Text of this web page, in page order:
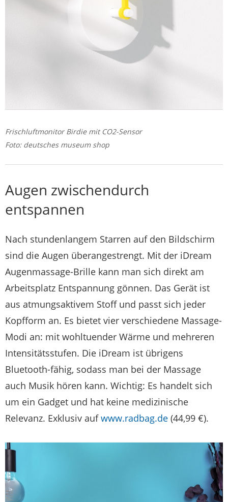
Frischluftmonitor Birdie mit CO2-Sensor
Foto: deutsches museum shop
Augen zwischendurch
entspannen
Nach stundenlangem Starren auf den Bildschirm
sind die Augen überangestrengt. Mit der iDream
Augenmassage-Brille kann man sich direkt am
Arbeitsplatz Entspannung gönnen. Das Gerät ist
aus atmungsaktivem Stoff und passt sich jeder
Kopfform an. Es bietet vier verschiedene Massage-
Modi an: mit wohltuender Wärme und mehreren
Intensitätsstufen. Die iDream ist übrigens
Bluetooth-fähig, sodass man bei der Massage
auch Musik hören kann. Wichtig: Es handelt sich
um ein Gadget und hat keine medizinische
Relevanz. Exklusiv aufwww.radbag.de (44,99 €).